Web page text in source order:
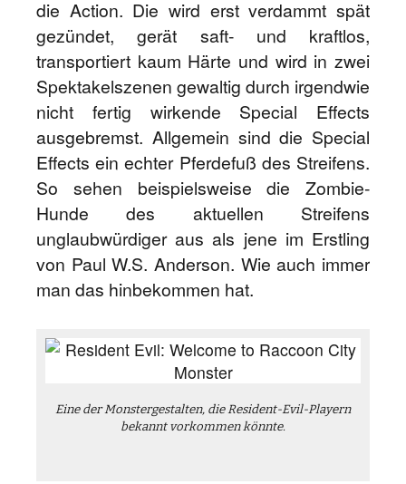
die Action. Die wird erst verdammt spät
gezündet, gerät saft- und kraftlos,
transportiert kaum Härte und wird in zwei
Spektakelszenen gewaltig durch irgendwie
nicht fertig wirkende Special Effects
ausgebremst. Allgemein sind die Special
Effects ein echter Pferdefuß des Streifens.
So sehen beispielsweise die Zombie-
Hunde des aktuellen Streifens
unglaubwürdiger aus als jene im Erstling
von Paul W.S. Anderson. Wie auch immer
man das hinbekommen hat.
Eine der Monstergestalten, die Resident-Evil-Playern
bekannt vorkommen könnte.